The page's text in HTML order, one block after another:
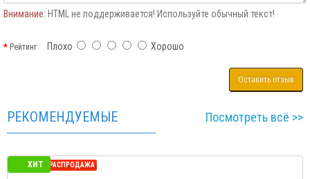
Внимание: HTML не поддерживается! Используйте обычный текст!
РейтингПлохо Хорошо
Оставить отзыв
РЕКОМЕНДУЕМЫЕ Посмотреть всё >>
ХИТ
СЕЗОННАЯ РАСПРОДАЖА